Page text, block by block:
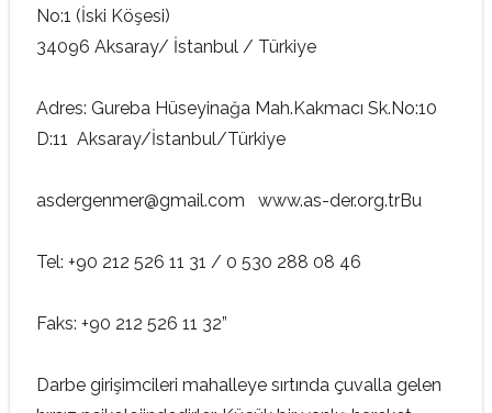
No:1 (İski Köşesi)
34096 Aksaray/ İstanbul / Türkiye
Adres: Gureba Hüseyinağa Mah.Kakmacı Sk.No:10
D:11 Aksaray/İstanbul/Türkiye
asdergenmer@gmail.com www.as-der.org.trBu
Tel: +90 212 526 11 31 / 0 530 288 08 46
Faks: +90 212 526 11 32”
Darbe girişimcileri mahalleye sırtında çuvalla gelen